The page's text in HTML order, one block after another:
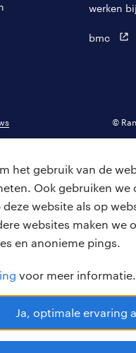
het gebruik van de
Ook gebruiken
website als op
websites maken we
en anonieme pings.
voor meer informatie.
Ja, optimale ervaring
werken
bmc
©